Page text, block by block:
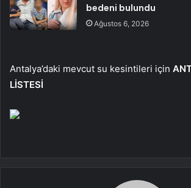
bedeni bulundu
Ağustos 6, 2026
Antalya’daki mevcut su kesintileri için
LİSTESİ